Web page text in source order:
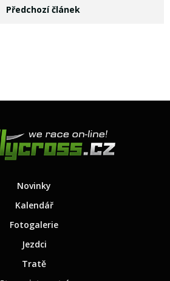
Předchozí článek
Novinky
Kalendář
Fotogalerie
Jezdci
Tratě